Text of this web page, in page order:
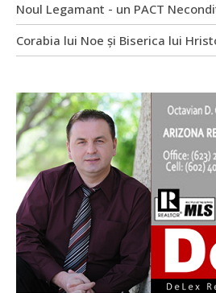
Noul Legamant - un PACT
Corabia lui Noe și Biserica lui